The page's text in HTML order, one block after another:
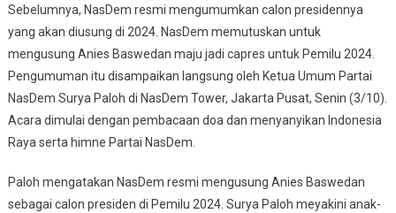
Sebelumnya, NasDem resmi mengumumkan calon presidennya
yang akan diusung di 2024. NasDem memutuskan untuk
mengusung Anies Baswedan maju jadi capres untuk Pemilu 2024.
Pengumuman itu disampaikan langsung oleh Ketua Umum Partai
NasDem Surya Paloh di NasDem Tower, Jakarta Pusat, Senin (3/10).
Acara dimulai dengan pembacaan doa dan menyanyikan Indonesia
Raya serta himne Partai NasDem.
Paloh mengatakan NasDem resmi mengusung Anies Baswedan
sebagai calon presiden di Pemilu 2024. Surya Paloh meyakini anak-